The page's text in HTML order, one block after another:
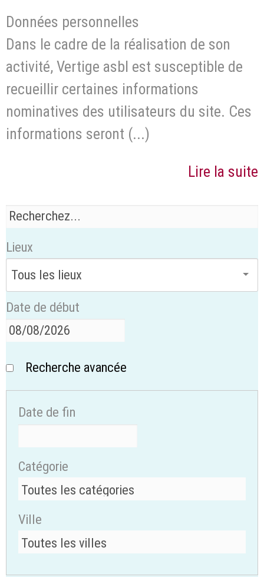
Données personnelles
Dans le cadre de la réalisation de son
activité, Vertige asbl est susceptible de
recueillir certaines informations
nominatives des utilisateurs du site. Ces
informations seront (...)
Lire la suite
Lieux
Date de début
Recherche avancée
Date de fin
Catégorie
Ville